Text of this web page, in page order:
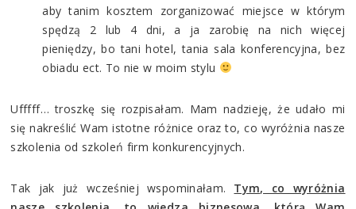
aby tanim kosztem zorganizować miejsce w którym
spędzą 2 lub 4 dni, a ja zarobię na nich więcej
pieniędzy, bo tani hotel, tania sala konferencyjna, bez
obiadu ect. To nie w moim stylu
Ufffff… troszkę się rozpisałam. Mam nadzieję, że udało mi
się nakreślić Wam istotne różnice oraz to, co wyróżnia nasze
szkolenia od szkoleń firm konkurencyjnych.
Tak jak już wcześniej wspominałam. Tym, co wyróżnia